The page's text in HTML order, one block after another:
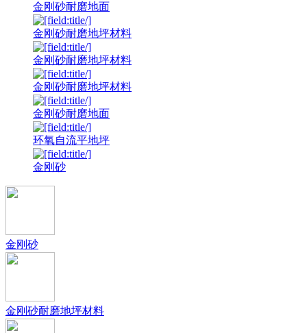
金刚砂耐磨地面
金刚砂耐磨地坪材料
金刚砂耐磨地坪材料
金刚砂耐磨地坪材料
金刚砂耐磨地面
环氧自流平地坪
金刚砂
金刚砂
金刚砂耐磨地坪材料